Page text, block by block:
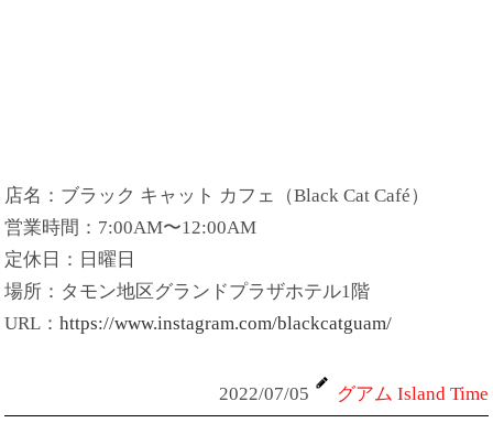
店名：ブラック キャット カフェ（Black Cat Café）
営業時間：7:00AM〜12:00AM
定休日：日曜日
場所：タモン地区グランドプラザホテル1階
URL：https://www.instagram.com/blackcatguam/
2022/07/05 グアム Island Time